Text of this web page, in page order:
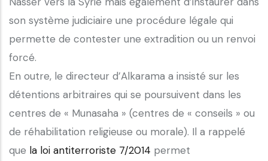
son système judiciaire une procédure légale qui
permette de contester une extradition ou un renvoi
forcé.
En outre, le directeur d’Alkarama a insisté sur les
détentions arbitraires qui se poursuivent dans les
centres de « Munasaha » (centres de « conseils » ou
de réhabilitation religieuse ou morale). Il a rappelé
que la loi antiterroriste 7/2014 permet